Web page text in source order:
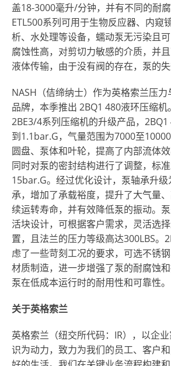
盖18-3000毫升/分钟，并有不同的耐腐
ETL500系列可用于生物反应器、内窥
析、水处理等设备，蠕动泵无污染且可
腐蚀性高，对剪切力敏感的介质，并
液体传输，由于没有阀的存在，泵的失
NASH（佶缔纳士）作为英格索兰压
品牌，本季推出 2BQ1 480液环压缩
2BE3/4系列压缩机的升级产品，
到1.1bar.G，气量范围为7000至
圆盘、泵体和叶轮，提高了内部流体效
同时对泵的密封结构进行了调整，标
15bar.G。经过优化设计，泵轴承升
承，增加了承载裕度，提升了大气量
续运转寿命，并有效降低泵的振动。
活块设计，可根据客户需求，灵活选
置，且法兰的压力等级高达300LBS。
虑了一些苛刻工况的要求，可选不锈
材质制造，进一步增强了泵的耐腐蚀
泵在低成本运行时的耐用性和可靠性。
关于英格索兰
英格索兰（纽交所代码：IR），以企
识为动力，致力为我们的员工、客户